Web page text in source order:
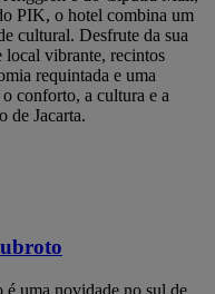
PIK, o hotel combina um
cultural. Desfrute da sua
local vibrante, recintos
requintada e uma
conforto, a cultura e a
de Jacarta.
uma novidade no sul de